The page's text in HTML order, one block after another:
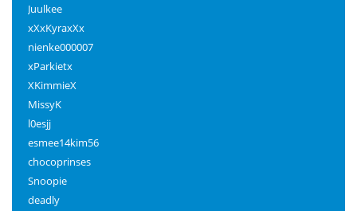
Juulkee
xXxKyraxXx
nienke000007
xParkietx
XKimmieX
MissyK
l0esjj
esmee14kim56
chocoprinses
Snoopie
deadly